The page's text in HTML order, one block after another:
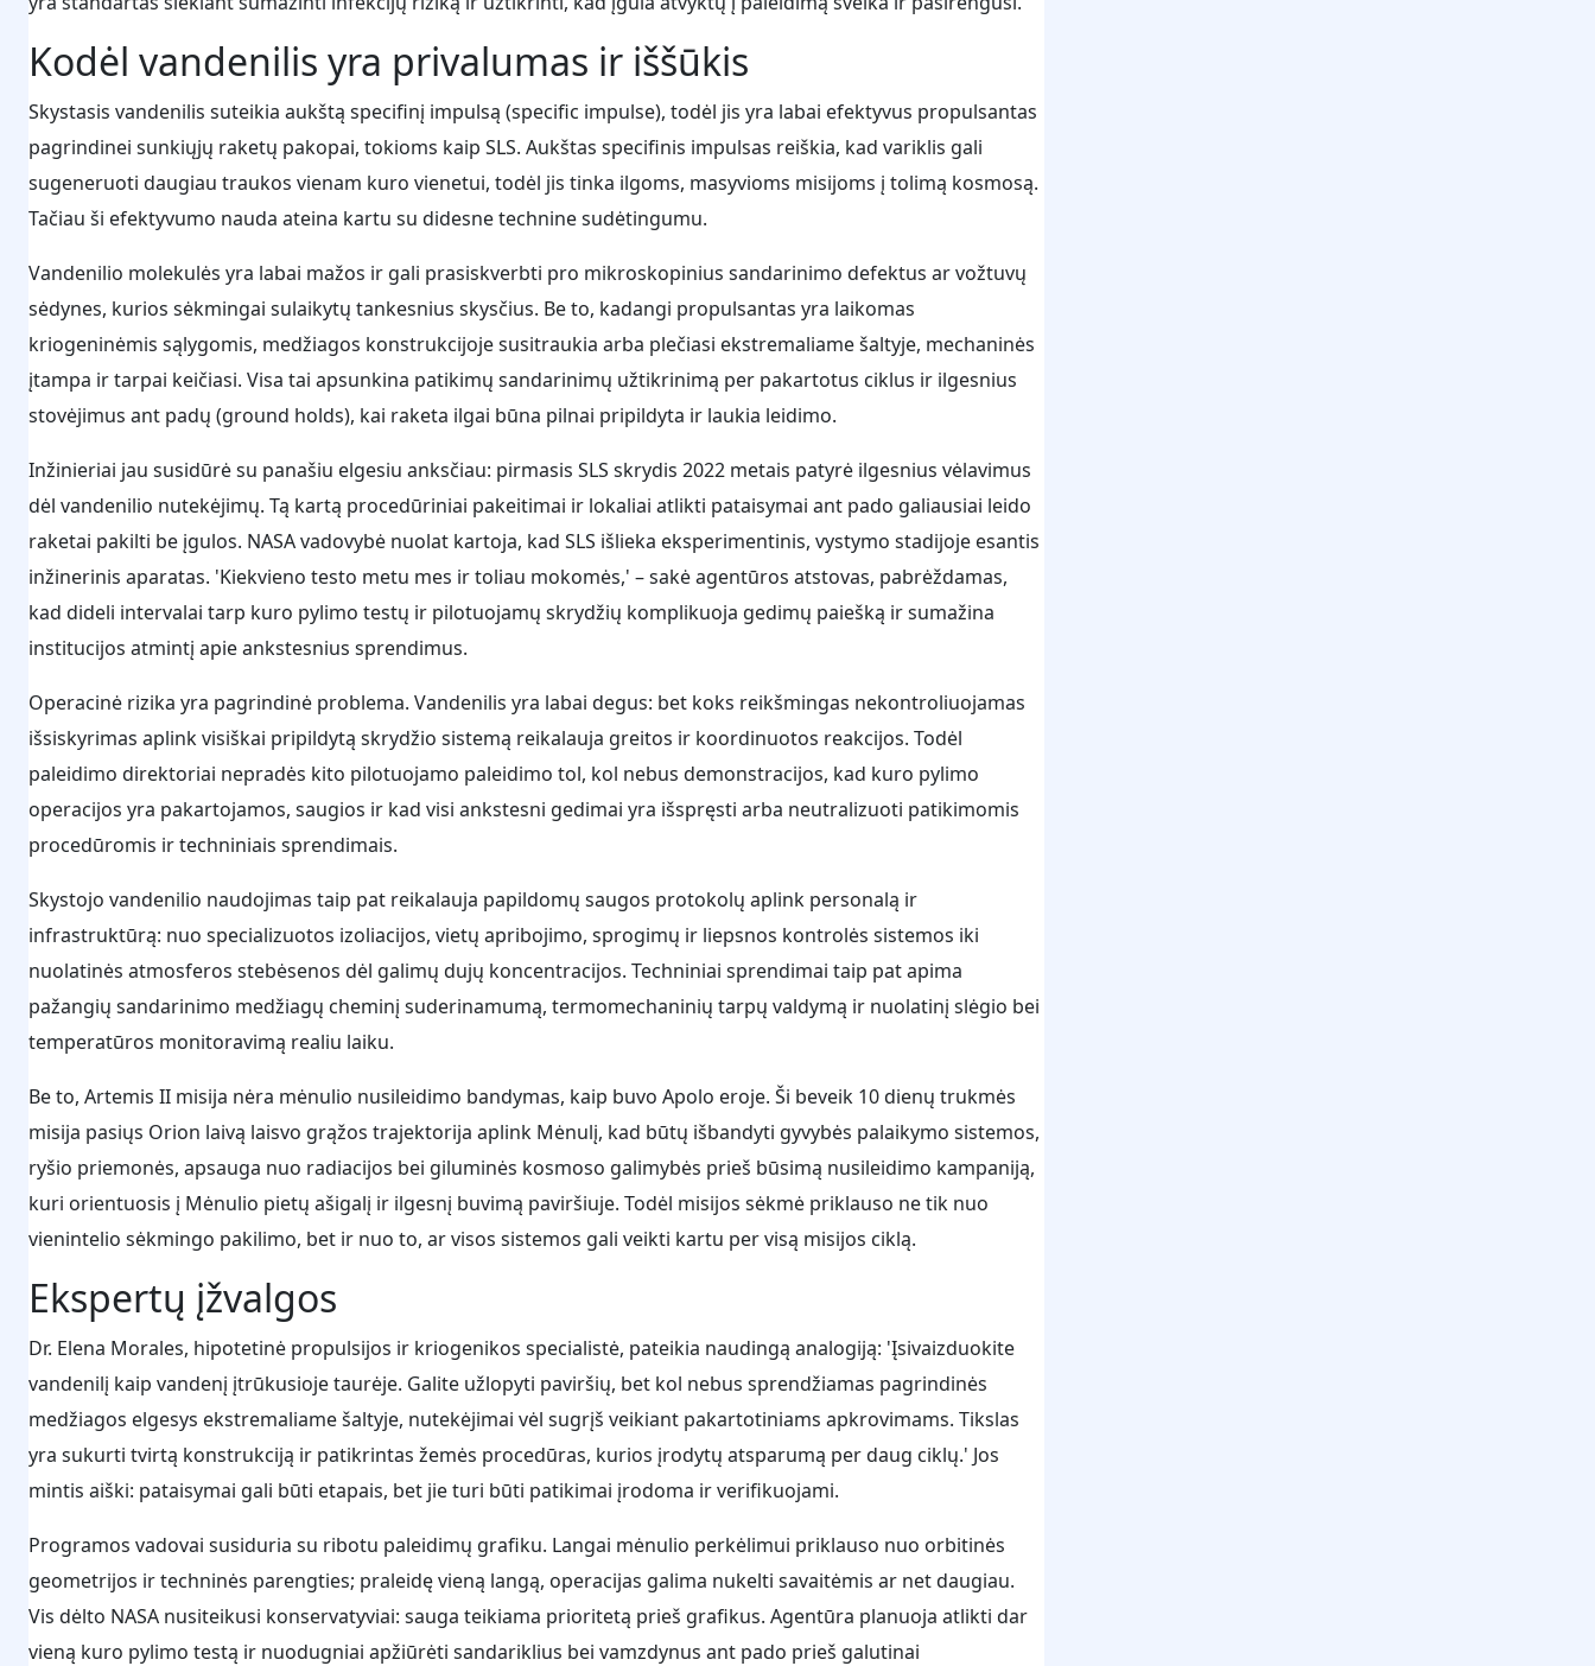
Kodėl vandenilis yra privalumas ir iššūkis
Skystasis vandenilis suteikia aukštą specifinį impulsą (specific impulse), todėl jis yra labai efektyvus propulsantas
pagrindinei sunkiųjų raketų pakopai, tokioms kaip SLS. Aukštas specifinis impulsas reiškia, kad variklis gali
sugeneruoti daugiau traukos vienam kuro vienetui, todėl jis tinka ilgoms, masyvioms misijoms į tolimą kosmosą.
Tačiau ši efektyvumo nauda ateina kartu su didesne technine sudėtingumu.
Vandenilio molekulės yra labai mažos ir gali prasiskverbti pro mikroskopinius sandarinimo defektus ar vožtuvų
sėdynes, kurios sėkmingai sulaikytų tankesnius skysčius. Be to, kadangi propulsantas yra laikomas
kriogeninėmis sąlygomis, medžiagos konstrukcijoje susitraukia arba plečiasi ekstremaliame šaltyje, mechaninės
įtampa ir tarpai keičiasi. Visa tai apsunkina patikimų sandarinimų užtikrinimą per pakartotus ciklus ir ilgesnius
stovėjimus ant padų (ground holds), kai raketa ilgai būna pilnai pripildyta ir laukia leidimo.
Inžinieriai jau susidūrė su panašiu elgesiu anksčiau: pirmasis SLS skrydis 2022 metais patyrė ilgesnius vėlavimus
dėl vandenilio nutekėjimų. Tą kartą procedūriniai pakeitimai ir lokaliai atlikti pataisymai ant pado galiausiai leido
raketai pakilti be įgulos. NASA vadovybė nuolat kartoja, kad SLS išlieka eksperimentinis, vystymo stadijoje esantis
inžinerinis aparatas. 'Kiekvieno testo metu mes ir toliau mokomės,' – sakė agentūros atstovas, pabrėždamas,
kad dideli intervalai tarp kuro pylimo testų ir pilotuojamų skrydžių komplikuoja gedimų paiešką ir sumažina
institucijos atmintį apie ankstesnius sprendimus.
Operacinė rizika yra pagrindinė problema. Vandenilis yra labai degus: bet koks reikšmingas nekontroliuojamas
išsiskyrimas aplink visiškai pripildytą skrydžio sistemą reikalauja greitos ir koordinuotos reakcijos. Todėl
paleidimo direktoriai nepradės kito pilotuojamo paleidimo tol, kol nebus demonstracijos, kad kuro pylimo
operacijos yra pakartojamos, saugios ir kad visi ankstesni gedimai yra išspręsti arba neutralizuoti patikimomis
procedūromis ir techniniais sprendimais.
Skystojo vandenilio naudojimas taip pat reikalauja papildomų saugos protokolų aplink personalą ir
infrastruktūrą: nuo specializuotos izoliacijos, vietų apribojimo, sprogimų ir liepsnos kontrolės sistemos iki
nuolatinės atmosferos stebėsenos dėl galimų dujų koncentracijos. Techniniai sprendimai taip pat apima
pažangių sandarinimo medžiagų cheminį suderinamumą, termomechaninių tarpų valdymą ir nuolatinį slėgio bei
temperatūros monitoravimą realiu laiku.
Be to, Artemis II misija nėra mėnulio nusileidimo bandymas, kaip buvo Apolo eroje. Ši beveik 10 dienų trukmės
misija pasiųs Orion laivą laisvo grąžos trajektorija aplink Mėnulį, kad būtų išbandyti gyvybės palaikymo sistemos,
ryšio priemonės, apsauga nuo radiacijos bei giluminės kosmoso galimybės prieš būsimą nusileidimo kampaniją,
kuri orientuosis į Mėnulio pietų ašigalį ir ilgesnį buvimą paviršiuje. Todėl misijos sėkmė priklauso ne tik nuo
vienintelio sėkmingo pakilimo, bet ir nuo to, ar visos sistemos gali veikti kartu per visą misijos ciklą.
Ekspertų įžvalgos
Dr. Elena Morales, hipotetinė propulsijos ir kriogenikos specialistė, pateikia naudingą analogiją: 'Įsivaizduokite
vandenilį kaip vandenį įtrūkusioje taurėje. Galite užlopyti paviršių, bet kol nebus sprendžiamas pagrindinės
medžiagos elgesys ekstremaliame šaltyje, nutekėjimai vėl sugrįš veikiant pakartotiniams apkrovimams. Tikslas
yra sukurti tvirtą konstrukciją ir patikrintas žemės procedūras, kurios įrodytų atsparumą per daug ciklų.' Jos
mintis aiški: pataisymai gali būti etapais, bet jie turi būti patikimai įrodoma ir verifikuojami.
Programos vadovai susiduria su ribotu paleidimų grafiku. Langai mėnulio perkėlimui priklauso nuo orbitinės
geometrijos ir techninės parengties; praleidę vieną langą, operacijas galima nukelti savaitėmis ar net daugiau.
Vis dėlto NASA nusiteikusi konservatyviai: sauga teikiama prioritetą prieš grafikus. Agentūra planuoja atlikti dar
vieną kuro pylimo testą ir nuodugniai apžiūrėti sandariklius bei vamzdynus ant pado prieš galutinai